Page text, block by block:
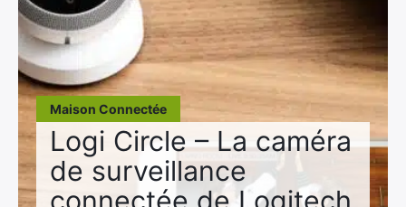
Maison Connectée
Logi Circle – La caméra
de surveillance